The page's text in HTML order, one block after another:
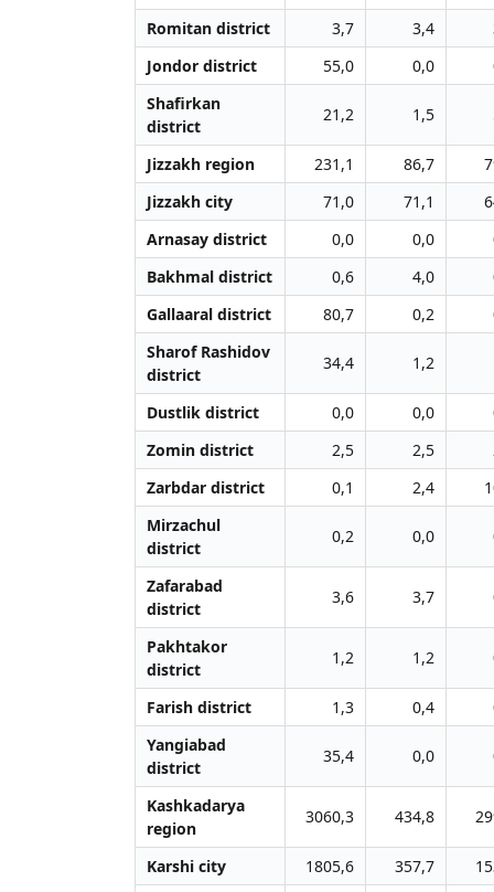
Romitan district
3,7 3,4
Jondor district
55,0 0,0
Shafirkan
district
21,2 1,5
Jizzakh region 231,1 86,7
Jizzakh city
71,0 71,1
Arnasay district
0,0 0,0
Bakhmal district
0,6 4,0
Gallaaral district
80,7 0,2
Sharof Rashidov
district
34,4 1,2
Dustlik district 0,0 0,0
Zomin district
2,5 2,5
Zarbdar district
0,1 2,4
Mirzachul
district
0,2 0,0
Zafarabad
district
3,6 3,7
Pakhtakor
district
1,2 1,2
Farish district 1,3 0,4
Yangiabad
district
35,4 0,0
Kashkadarya
region
3060,3 434,8
Karshi city 1805,6 357,7